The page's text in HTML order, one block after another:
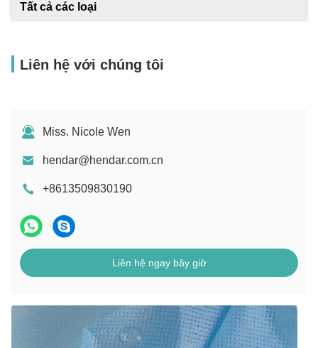
Tất cả các loại
Liên hệ với chúng tôi
Miss. Nicole Wen
hendar@hendar.com.cn
+8613509830190
Liên hệ ngay bây giờ